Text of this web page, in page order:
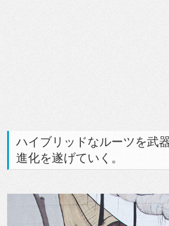
ハイブリッドなルーツを武
進化を遂げていく。